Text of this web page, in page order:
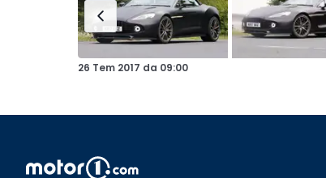
26 Tem 2017 da 09:00